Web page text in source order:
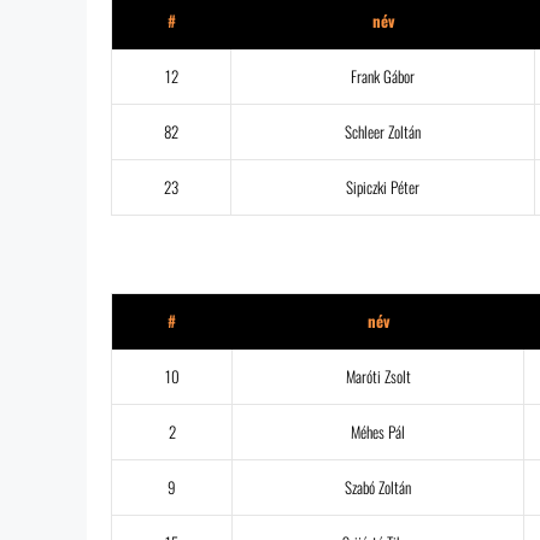
# név
12 Frank Gábor
82 Schleer Zoltán
23 Sipiczki Péter
# név
10 Maróti Zsolt
2 Méhes Pál
9 Szabó Zoltán